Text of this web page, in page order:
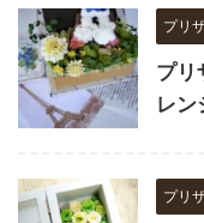
プリ
プリ
レン
プリ